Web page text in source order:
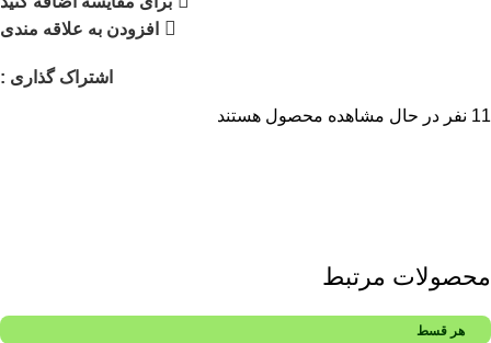
افزودن به علاقه مندی
اشتراک گذاری :
11 نفر در حال مشاهده محصول هستند
محصولات مرتبط
هر قسط